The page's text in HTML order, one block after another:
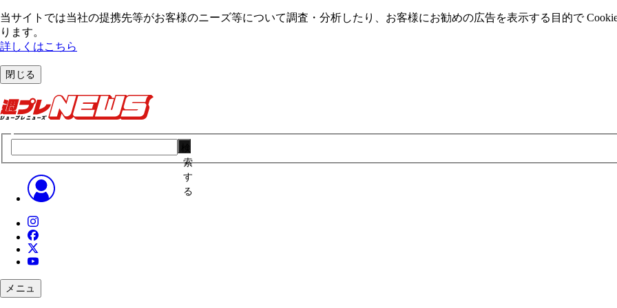
当サイトでは当社の提携先等がお客様のニーズ等について調査・分析したり、お客様にお勧めの広告を表⽰する⽬的で
ります。
詳しくはこちら
閉じる
索
す
る
メニュ